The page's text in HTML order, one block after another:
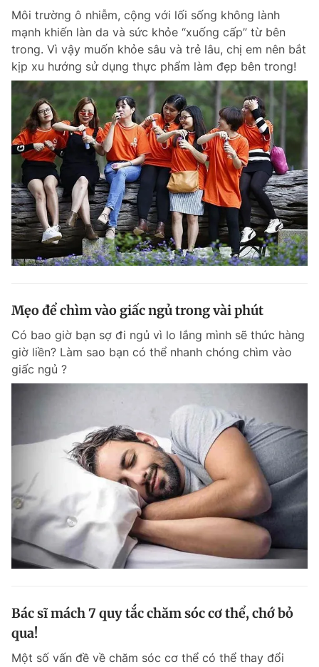
Chuyên mục khác
Chào ngày mới Tin 24h
Tin thị trường Tin 360
Video Magazine
Sản phẩm khác
Tiện ích Bạn cần biết
Theo dõi báo trên
Hotline
0906 645 777
Liên hệ quảng cáo
0908 780 404
Tổng biên tập: Nguyễn Ngọc Toàn
Phó tổng biên tập thường trực: Hải Thành
Phó tổng biên tập: Lâm Hiếu Dũng
Phó tổng biên tập: Trần Việt Hưng
Tổng thư ký tòa soạn: Đức Trung
Tin đã lưu
Tin đã xem
Đăng xuất
Môi trường ô nhiễm, cộng với lối sống không lành
mạnh khiến làn da và sức khỏe “xuống cấp” từ bên
trong. Vì vậy muốn khỏe sâu và trẻ lâu, chị em nên bắt
kịp xu hướng sử dụng thực phẩm làm đẹp bên trong!
Mẹo để chìm vào giấc ngủ trong vài phút
Có bao giờ bạn sợ đi ngủ vì lo lắng mình sẽ thức hàng
giờ liền? Làm sao bạn có thể nhanh chóng chìm vào
giấc ngủ ?
Bác sĩ mách 7 quy tắc chăm sóc cơ thể, chớ bỏ
qua!
Một số vấn đề về chăm sóc cơ thể có thể thay đổi